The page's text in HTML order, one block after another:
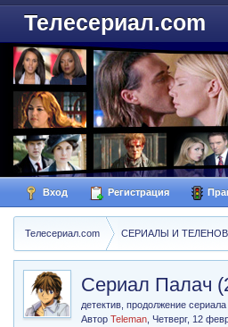
Телесериал.com
Вход Регистрация
Телесериал.com СЕРИАЛЫ И
Сериал Палач
детектив, продолжение
АвторTeleman ,Четверг, 12